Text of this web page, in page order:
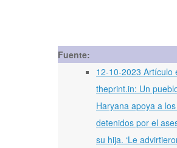
Fuente:
12-10-2023 Artículo
theprint.in: Un
Haryana apoya a
detenidos por el
su hija. ‘Le